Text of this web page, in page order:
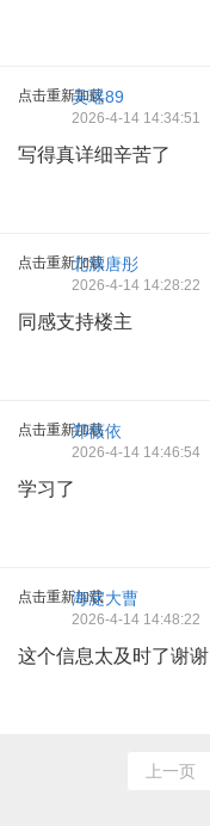
点击重新加载
吴瑶89
2026-4-14 14:34:51
写得真详细辛苦了
点击重新加载北漂唐彤
2026-4-14 14:28:22
同感支持楼主
点击重新加载
郑薇依
2026-4-14 14:46:54
学习了
点击重新加载海淀大曹
2026-4-14 14:48:22
这个信息太及时了谢谢
上一页